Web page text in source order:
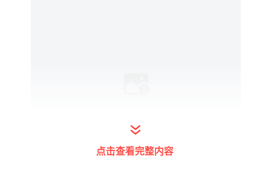
点击查看完整内容